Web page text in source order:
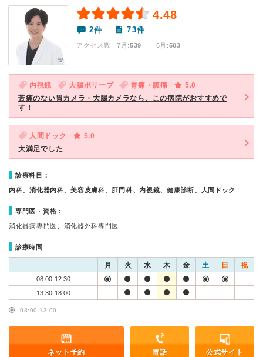
4.48
2件 73件
アクセス数 7月:539 | 6月:503
内視鏡 大腸ポリープ 胃痛・腹痛
5.0
苦痛のない胃カメラ・大腸カメラなら、この病院がおすすめで
す！
人間ドック
5.0
大満足でした
診療科目：
内科、消化器内科、美容皮膚科、肛門科、内視鏡、健康診断、人間ドック
専門医・資格：
消化器病専門医、消化器外科専門医
診療時間
月 火 水 木 金 土 日 祝
08:00-12:30
13:30-18:00
08:00-13:00
ネット予約 電話 公式サイト